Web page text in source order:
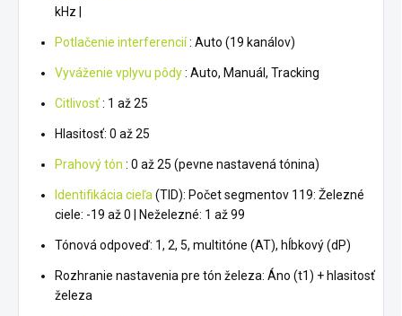
kHz |
Potlačenie interferencií: Auto (19 kanálov)
Vyváženie vplyvu pôdy: Auto, Manuál, Tracking
Citlivosť: 1 až 25
Hlasitosť: 0 až 25
Prahový tón : 0 až 25 (pevne nastavená tónina)
Identifikácia cieľa (TID): Počet segmentov 119: Železné
ciele: -19 až 0 | Neželezné: 1 až 99
Tónová odpoveď: 1, 2, 5, multitóne (AT), hĺbkový (dP)
Rozhranie nastavenia pre tón železa: Áno (t1) + hlasitosť
železa